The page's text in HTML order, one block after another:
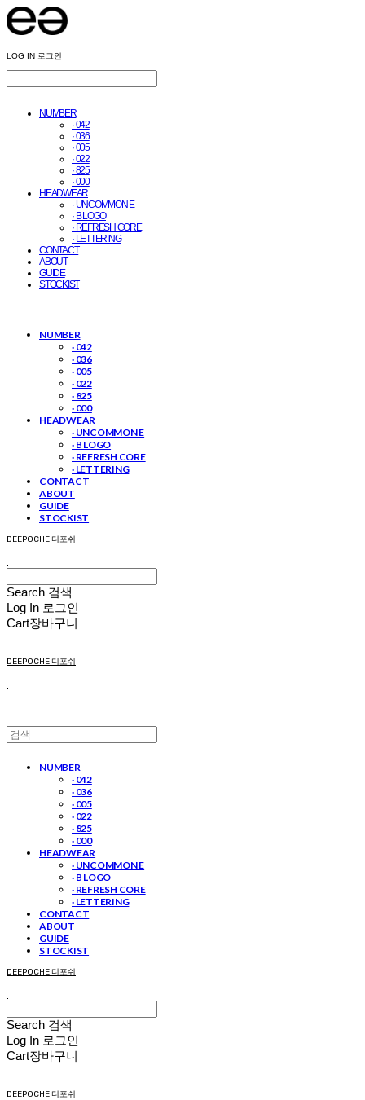
LOG IN 로그인
NUMBER
· 042
· 036
· 005
· 022
· 825
· 000
HEADWEAR
· UNCOMMON E
· B LOGO
· REFRESH CORE
· LETTERING
CONTACT
ABOUT
GUIDE
STOCKIST
NUMBER
· 042
· 036
· 005
· 022
· 825
· 000
HEADWEAR
· UNCOMMON E
· B LOGO
· REFRESH CORE
· LETTERING
CONTACT
ABOUT
GUIDE
STOCKIST
DEEPOCHE 디포쉬
Search 검색
Log In 로그인
Cart장바구니
DEEPOCHE 디포쉬
NUMBER
· 042
· 036
· 005
· 022
· 825
· 000
HEADWEAR
· UNCOMMON E
· B LOGO
· REFRESH CORE
· LETTERING
CONTACT
ABOUT
GUIDE
STOCKIST
DEEPOCHE 디포쉬
Search 검색
Log In 로그인
Cart장바구니
DEEPOCHE 디포쉬